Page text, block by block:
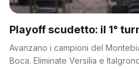
Playoff scudetto: il 1°
Avanzano i campioni del
Boca. Eliminate Versilia e